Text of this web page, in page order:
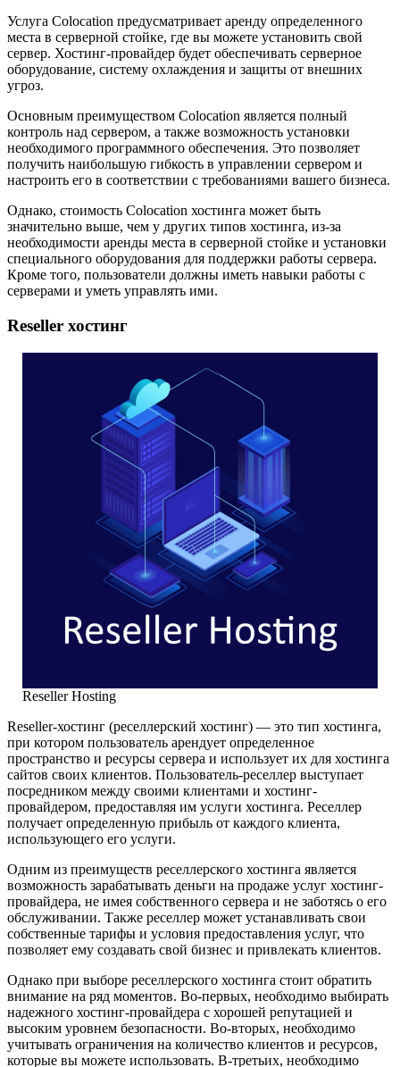
Услуга Colocation предусматривает аренду определенного
места в серверной стойке, где вы можете установить свой
сервер. Хостинг-провайдер будет обеспечивать серверное
оборудование, систему охлаждения и защиты от внешних
угроз.
Основным преимуществом Colocation является полный
контроль над сервером, а также возможность установки
необходимого программного обеспечения. Это позволяет
получить наибольшую гибкость в управлении сервером и
настроить его в соответствии с требованиями вашего бизнеса.
Однако, стоимость Colocation хостинга может быть
значительно выше, чем у других типов хостинга, из-за
необходимости аренды места в серверной стойке и установки
специального оборудования для поддержки работы сервера.
Кроме того, пользователи должны иметь навыки работы с
серверами и уметь управлять ими.
Reseller хостинг
Reseller Hosting
Reseller-хостинг (реселлерский хостинг) — это тип хостинга,
при котором пользователь арендует определенное
пространство и ресурсы сервера и использует их для хостинга
сайтов своих клиентов. Пользователь-реселлер выступает
посредником между своими клиентами и хостинг-
провайдером, предоставляя им услуги хостинга. Реселлер
получает определенную прибыль от каждого клиента,
использующего его услуги.
Одним из преимуществ реселлерского хостинга является
возможность зарабатывать деньги на продаже услуг хостинг-
провайдера, не имея собственного сервера и не заботясь о его
обслуживании. Также реселлер может устанавливать свои
собственные тарифы и условия предоставления услуг, что
позволяет ему создавать свой бизнес и привлекать клиентов.
Однако при выборе реселлерского хостинга стоит обратить
внимание на ряд моментов. Во-первых, необходимо выбирать
надежного хостинг-провайдера с хорошей репутацией и
высоким уровнем безопасности. Во-вторых, необходимо
учитывать ограничения на количество клиентов и ресурсов,
которые вы можете использовать. В-третьих, необходимо